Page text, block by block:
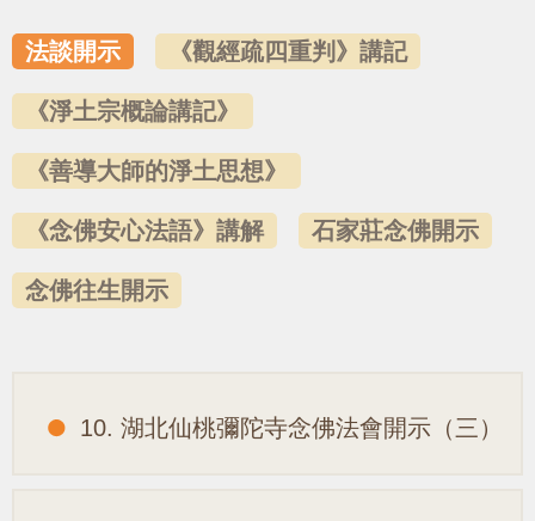
法談開示 《觀經疏四重判》講記
《淨土宗概論講記》
《善導大師的淨土思想》
《念佛安心法語》講解 石家莊念佛開示
念佛往生開示
10. 湖北仙桃彌陀寺念佛法會開示（三）